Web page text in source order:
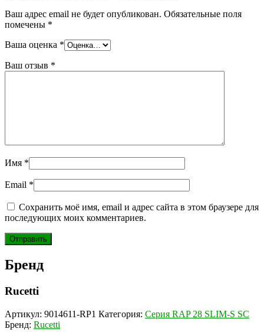
Ваш адрес email не будет опубликован. Обязательные поля
помечены *
Ваша оценка *
Ваш отзыв *
Имя *
Email *
Сохранить моё имя, email и адрес сайта в этом браузере для
последующих моих комментариев.
Бренд
Rucetti
Артикул: 9014611-RP1 Категория: Серия RAP 28 SLIM-S SC
Бренд: Rucetti